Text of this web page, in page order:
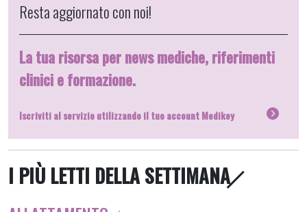
Resta aggiornato con noi!
La tua risorsa per news mediche, riferimenti
clinici e formazione.
Iscriviti al servizio utilizzando il tuo account Medikey
I PIÙ LETTI DELLA SETTIMANA